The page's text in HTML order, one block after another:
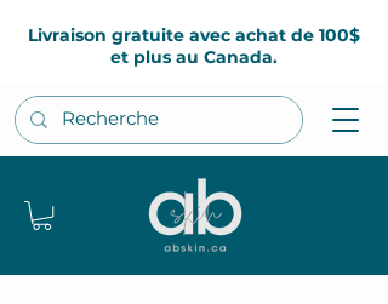
Livraison gratuite avec achat de 100$
et plus au Canada.